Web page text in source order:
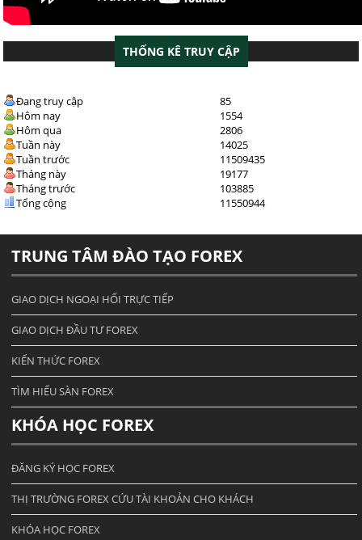
THỐNG KÊ TRUY CẬP
Đang truy cập
85
Hôm nay
1554
Hôm qua
2806
Tuần này
14025
Tuần trước
11509435
Tháng này
19177
Tháng trước
103885
Tổng cộng
11550944
TRUNG TÂM ĐÀO TẠO FOREX
GIAO DỊCH NGOẠI HỐI TRỰC TIẾP
GIAO DỊCH ĐẦU TƯ FOREX
KIẾN THỨC FOREX
TÌM HIỂU SÀN FOREX
KHÓA HỌC FOREX
ĐĂNG KÝ HỌC FOREX
THỊ TRƯỜNG FOREX CỨU TÀI KHOẢN CHO KHÁCH
KHÓA HỌC FOREX